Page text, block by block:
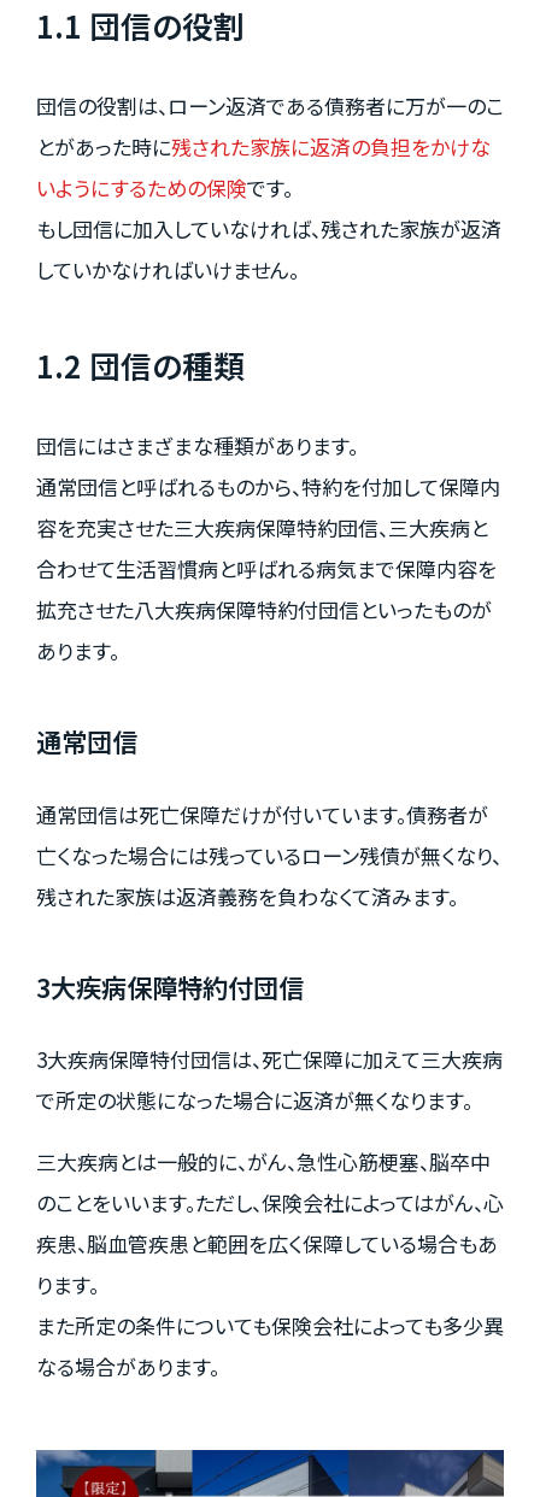
1.1 団信の役割
団信の役割は、ローン返済である債務者に万が一のこ
とがあった時に残された家族に返済の負担をかけな
いようにするための保険です。
もし団信に加入していなければ、残された家族が返済
していかなければいけません。
1.2 団信の種類
団信にはさまざまな種類があります。
通常団信と呼ばれるものから、特約を付加して保障内
容を充実させた三大疾病保障特約団信、三大疾病と
合わせて生活習慣病と呼ばれる病気まで保障内容を
拡充させた八大疾病保障特約付団信といったものが
あります。
通常団信
通常団信は死亡保障だけが付いています。債務者が
亡くなった場合には残っているローン残債が無くなり、
残された家族は返済義務を負わなくて済みます。
3大疾病保障特約付団信
3大疾病保障特付団信は、死亡保障に加えて三大疾病
で所定の状態になった場合に返済が無くなります。
三大疾病とは一般的に、がん、急性心筋梗塞、脳卒中
のことをいいます。ただし、保険会社によってはがん、心
疾患、脳血管疾患と範囲を広く保障している場合もあ
ります。
また所定の条件についても保険会社によっても多少異
なる場合があります。